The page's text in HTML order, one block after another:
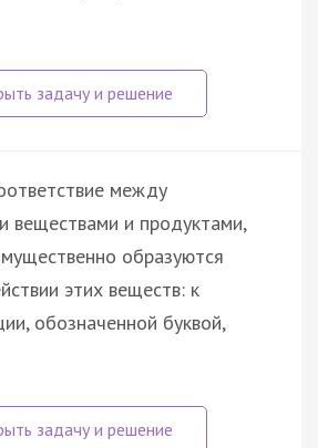
между
веществами и продуктами,
образуются
этих веществ: к
обозначенной буквой,